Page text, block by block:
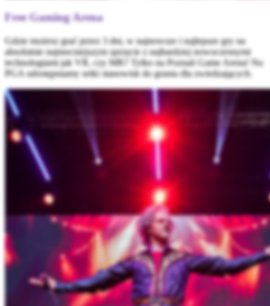
Free Gaming Arena
Gdzie możesz grać przez 3 dni, w najnowsze i najlepsze gry na
absolutnie najmocniejszym sprzęcie z najbardziej nowoczesnymi
technologiami jak VR, czy MR? Tylko na Poznań Game Arena! Na
PGA udostępniamy setki stanowisk do grania dla zwiedzających.